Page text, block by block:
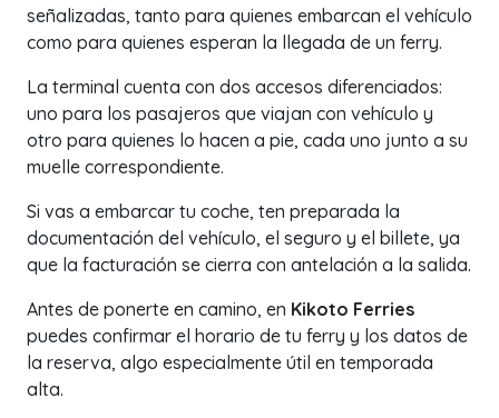
señalizadas, tanto para quienes embarcan el vehículo
como para quienes esperan la llegada de un ferry.
La terminal cuenta con dos accesos diferenciados:
uno para los pasajeros que viajan con vehículo y
otro para quienes lo hacen a pie, cada uno junto a su
muelle correspondiente.
Si vas a embarcar tu coche, ten preparada la
documentación del vehículo, el seguro y el billete, ya
que la facturación se cierra con antelación a la salida.
Antes de ponerte en camino, en Kikoto Ferries
puedes confirmar el horario de tu ferry y los datos de
la reserva, algo especialmente útil en temporada
alta.